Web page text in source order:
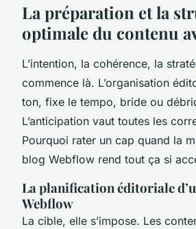
La préparation et la
optimale du contenu
L’intention, la cohérence, la
commence là. L’organisation
ton, fixe le tempo, bride ou
L’anticipation vaut toutes les
Pourquoi rater un cap quand la
blog Webflow rend tout ça si
La planification éditoriale
Webflow
La cible, elle s’impose. Les